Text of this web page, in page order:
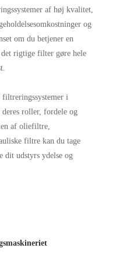
af høj kvalitet,
og
om du betjener en
rigtige filter gøre hele
i
deres roller, fordele og
af ​​oliefiltre,
filtre kan du tage
dit udstyrs ydelse og